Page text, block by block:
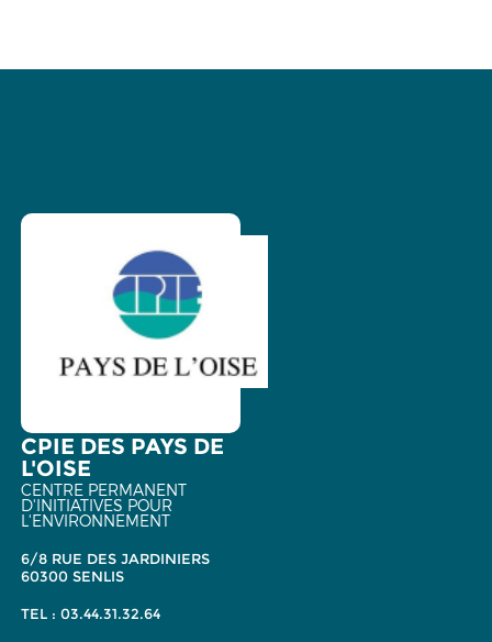
CPIE DES PAYS DE
L'OISE
CENTRE PERMANENT
D'INITIATIVES POUR
L'ENVIRONNEMENT
6/8 RUE DES JARDINIERS
60300 SENLIS
TEL : 03.44.31.32.64